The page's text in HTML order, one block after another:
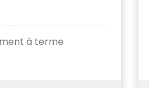
à terme